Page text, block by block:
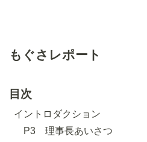
もぐさレポート
目次
イントロダクション
P3 理事長あいさつ